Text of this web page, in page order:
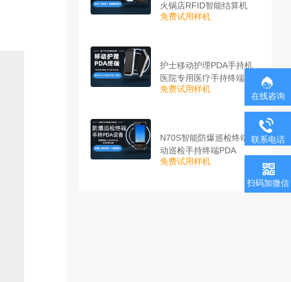
火锅店RFID智能结算机
免费试用样机
护士移动护理PDA手持机_
医院专用医疗手持终端机
免费试用样机
N70S智能防爆巡检终端 移
动巡检手持终端PDA
免费试用样机
在线咨询
联系电话
扫码加微信